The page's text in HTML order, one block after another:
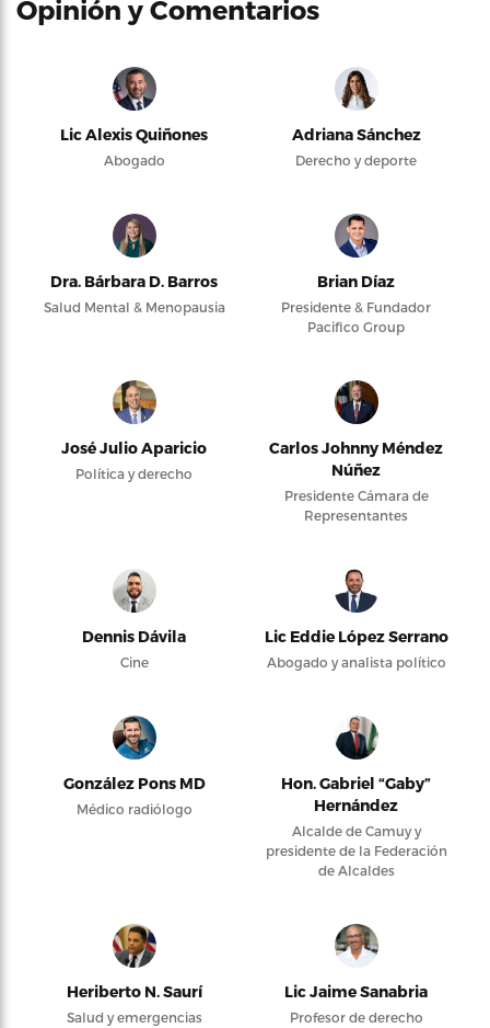
Opinión y Comentarios
Lic Alexis Quiñones
Abogado
Adriana Sánchez
Derecho y deporte
Dra. Bárbara D. Barros
Salud Mental & Menopausia
Brian Díaz
Presidente & Fundador
Pacifico Group
José Julio Aparicio
Política y derecho
Carlos Johnny Méndez
Núñez
Presidente Cámara de
Representantes
Dennis Dávila
Cine
Lic Eddie López Serrano
Abogado y analista político
González Pons MD
Médico radiólogo
Hon. Gabriel “Gaby”
Hernández
Alcalde de Camuy y
presidente de la Federación
de Alcaldes
Heriberto N. Saurí
Salud y emergencias
Lic Jaime Sanabria
Profesor de derecho